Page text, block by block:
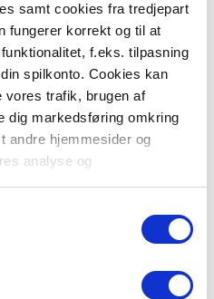
samt cookies fra tredjepart
fungerer korrekt og til at
f.eks. tilpasning
spilkonto. Cookies kan
vores trafik, brugen af
dig markedsføring omkring
andre hjemmesider og
analyse og
brug af cookies under
videre til vores Cookiepolitik,